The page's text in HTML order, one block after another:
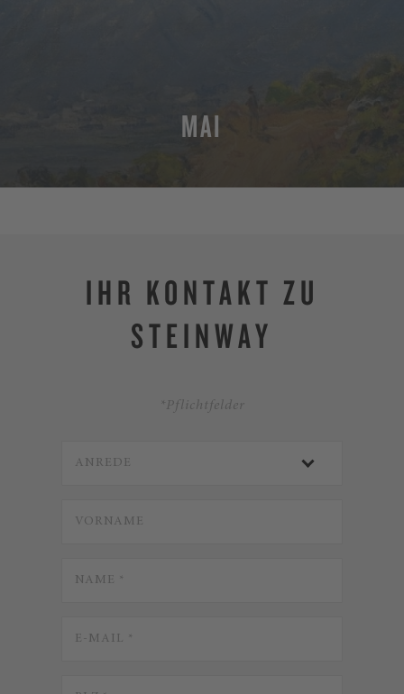
MAI
IHR KONTAKT ZU
STEINWAY
*Pflichtfelder